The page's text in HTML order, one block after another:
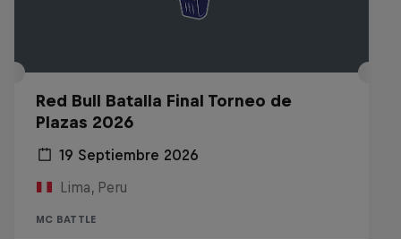
Red Bull Batalla Final Torneo de
Plazas 2026
19 Septiembre 2026
Lima, Peru
MC BATTLE